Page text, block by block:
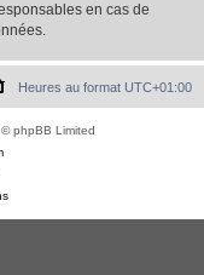
en cas de
Heures au format UTC+01:00
phpBB Limited